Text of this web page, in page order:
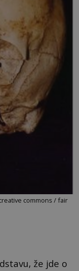
commons / fair
že jde o